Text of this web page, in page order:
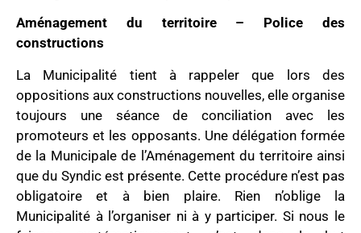
Aménagement du territoire – Police des
constructions
La Municipalité tient à rappeler que lors des
oppositions aux constructions nouvelles, elle organise
toujours une séance de conciliation avec les
promoteurs et les opposants. Une délégation formée
de la Municipale de l’Aménagement du territoire ainsi
que du Syndic est présente. Cette procédure n’est pas
obligatoire et à bien plaire. Rien n’oblige la
Municipalité à l’organiser ni à y participer. Si nous le